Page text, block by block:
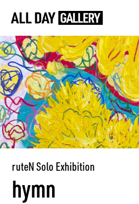
ruteN Solo Exhibition
hymn